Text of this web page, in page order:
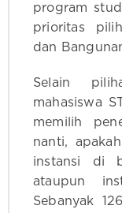
program
prioritas
dan
Selain
mahasiswa
memilih
nanti,
instansi di
ataupun
Sebanyak